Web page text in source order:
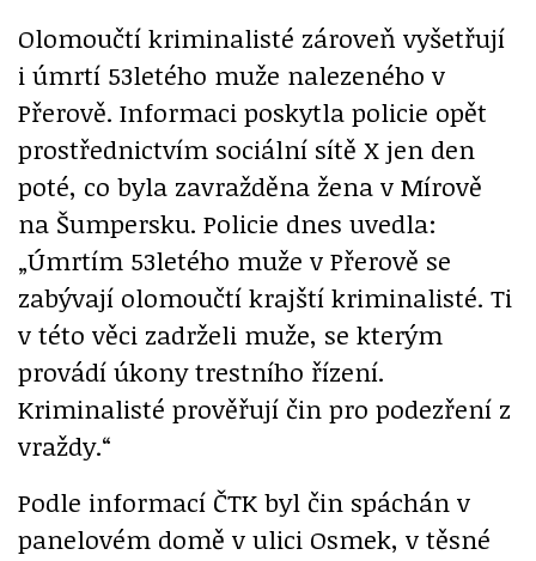
Olomoučtí kriminalisté zároveň vyšetřují
i úmrtí 53letého muže nalezeného v
Přerově. Informaci poskytla policie opět
prostřednictvím sociální sítě X jen den
poté, co byla zavražděna žena v Mírově
na Šumpersku. Policie dnes uvedla:
„Úmrtím 53letého muže v Přerově se
zabývají olomoučtí krajští kriminalisté. Ti
v této věci zadrželi muže, se kterým
provádí úkony trestního řízení.
Kriminalisté prověřují čin pro podezření z
vraždy.“
Podle informací ČTK byl čin spáchán v
panelovém domě v ulici Osmek, v těsné